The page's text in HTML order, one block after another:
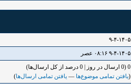
۹-۴-۱۴۰۵
۹-۴-۱۴۰۵ ۰۸:۱۶ عصر
0 (0 ارسال در روز | 0 درصد از کل ارسال‌ها)
(یافتن تمامی موضوع‌ها — یافتن تمامی ارسال‌ها)